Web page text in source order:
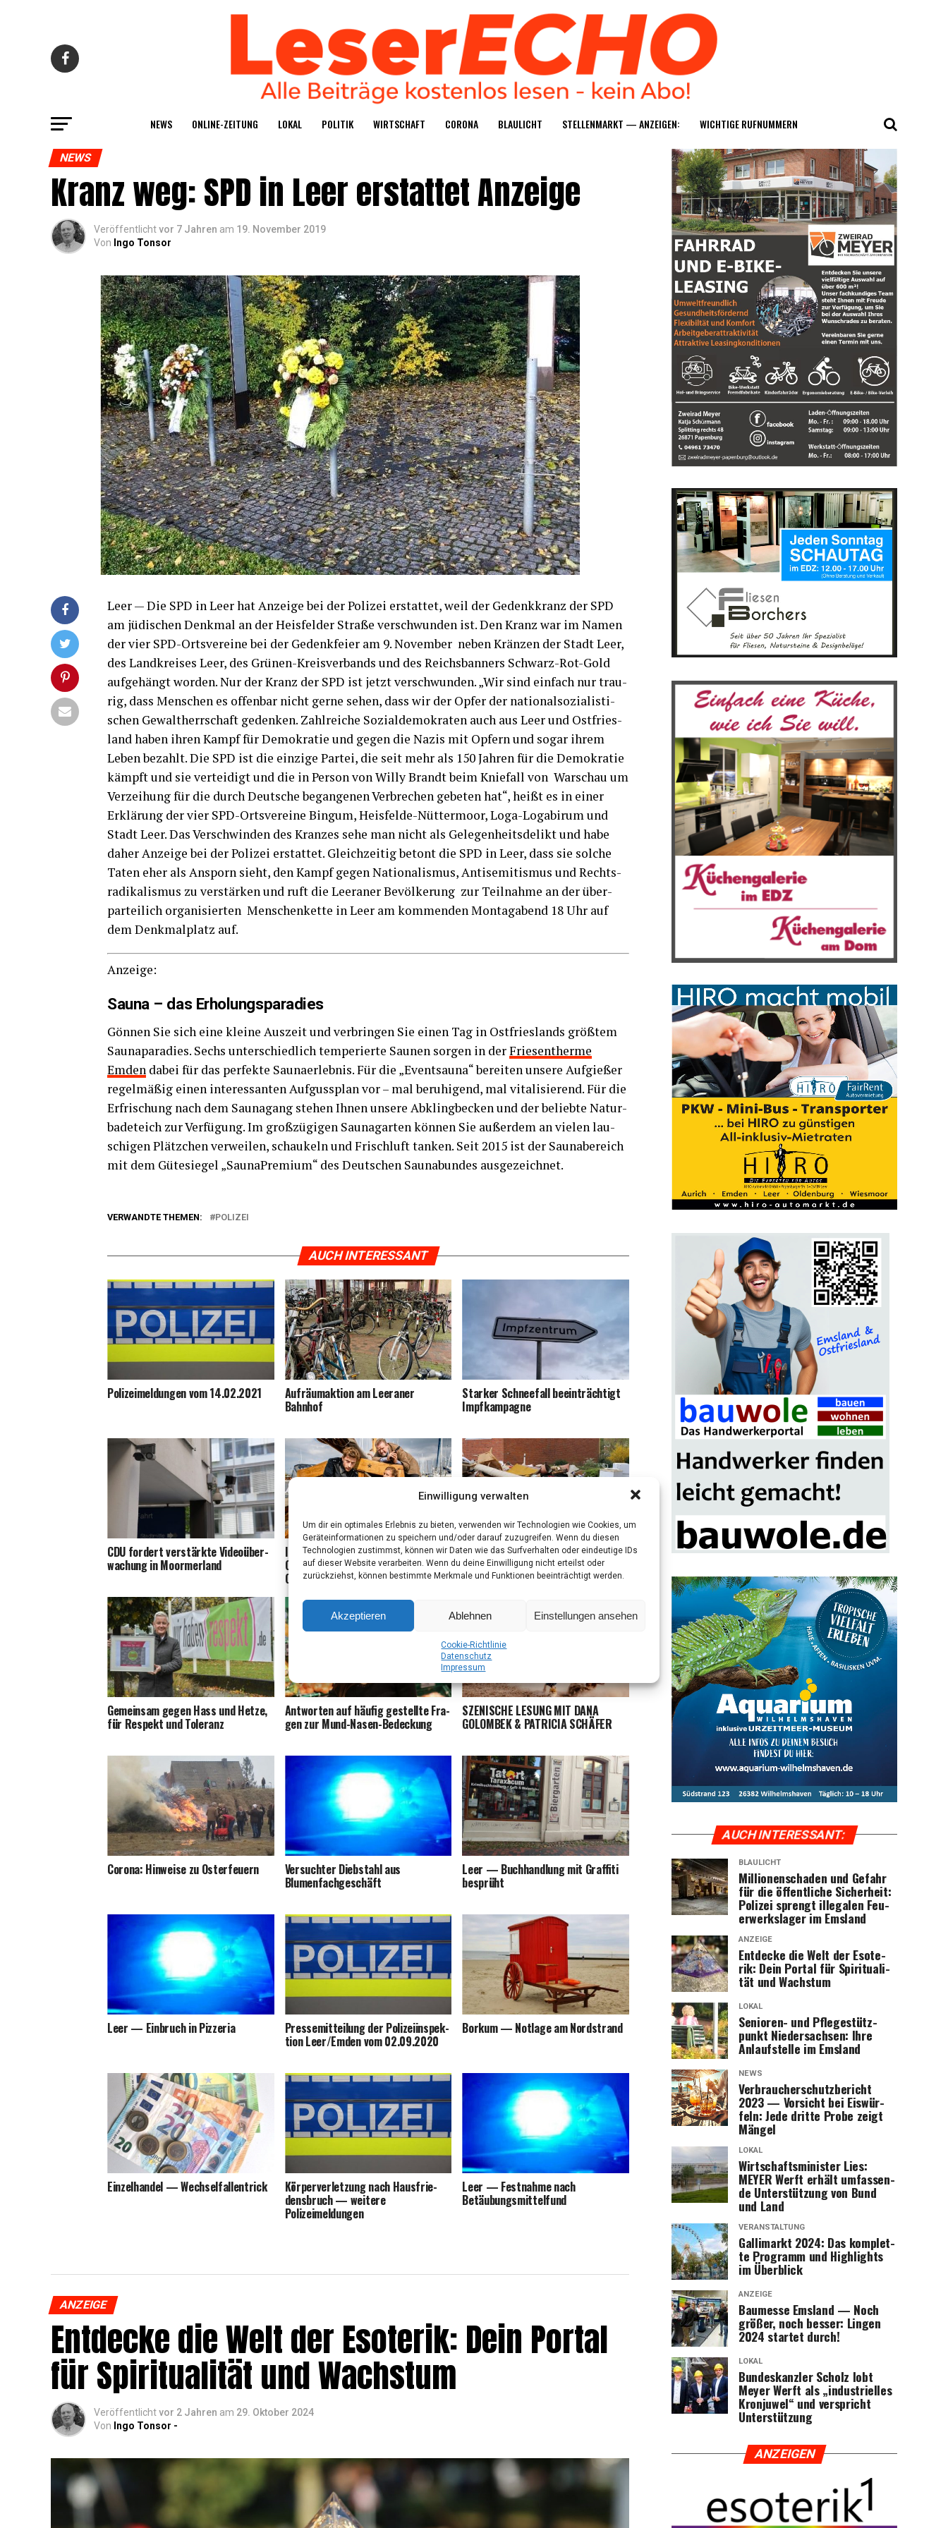
Einwilligung verwalten
Um dir ein optimales Erlebnis zu bieten, verwenden wir Technologien wie Cookies, um
Geräteinformationen zu speichern und/oder darauf zuzugreifen. Wenn du diesen
Technologien zustimmst, können wir Daten wie das Surfverhalten oder eindeutige IDs
auf dieser Website verarbeiten. Wenn du deine Einwilligung nicht erteilst oder
zurückziehst, können bestimmte Merkmale und Funktionen beeinträchtigt werden.
Akzeptieren Ablehnen Einstellungen ansehen
Coo­kie-Richt­li­nie
Daten­schutz
Impres­sum
NEWS ONLINE-ZEI­TUNG LOKAL POLI­TIK WIRT­SCHAFT CORO­NA BLAU­LICHT STEL­LEN­MARKT — ANZEIGEN: WICH­TI­GE RUFNUMMERN
NEWS
Kranz weg: SPD in Leer erstat­tet Anzeige
Veröffentlichtvor 7 Jahren am 19. November 2019
Von Ingo Tonsor
Leer — Die SPD in Leer hat Anzei­ge bei der Poli­zei erstat­tet, weil der Gedenk­kranz der SPD
am jüdi­schen Denk­mal an der Heis­fel­der Stra­ße ver­schwun­den ist. Den Kranz war im Namen
der vier SPD-Orts­ver­ei­ne bei der Gedenk­fei­er am 9. Novem­ber neben Krän­zen der Stadt Leer,
des Land­krei­ses Leer, des Grü­nen-Kreis­ver­bands und des Reichs­ban­ners Schwarz-Rot-Gold
auf­ge­hängt wor­den. Nur der Kranz der SPD ist jetzt ver­schwun­den. „Wir sind ein­fach nur trau­
rig, dass Men­schen es offen­bar nicht ger­ne sehen, dass wir der Opfer der natio­nal­so­zia­lis­ti­
schen Gewalt­herr­schaft geden­ken. Zahl­rei­che Sozi­al­de­mo­kra­ten auch aus Leer und Ost­fries­
land haben ihren Kampf für Demo­kra­tie und gegen die Nazis mit Opfern und sogar ihrem
Leben bezahlt. Die SPD ist die ein­zi­ge Par­tei, die seit mehr als 150 Jah­ren für die Demo­kra­tie
kämpft und sie ver­tei­digt und die in Per­son von Wil­ly Brandt beim Knie­fall von War­schau um
Ver­zei­hung für die durch Deut­sche began­ge­nen Ver­bre­chen gebe­ten hat“, heißt es in einer
Erklä­rung der vier SPD-Orts­ver­ei­ne Bin­gum, Heis­fel­de-Nüt­ter­moor, Loga-Log­abir­um und
Stadt Leer. Das Ver­schwin­den des Kran­zes sehe man nicht als Gele­gen­heits­de­likt und habe
daher Anzei­ge bei der Poli­zei erstat­tet. Gleich­zei­tig betont die SPD in Leer, dass sie sol­che
Taten eher als Ansporn sieht, den Kampf gegen Natio­na­lis­mus, Anti­se­mi­tis­mus und Rechts­
ra­di­ka­lis­mus zu ver­stär­ken und ruft die Leera­ner Bevöl­ke­rung zur Teil­nah­me an der über­
par­tei­lich orga­ni­sier­ten Men­schen­ket­te in Leer am kom­men­den Mon­tag­abend 18 Uhr auf
dem Denk­mal­platz auf.
Anzei­ge:
Sau­na – das Erholungsparadies
Gön­nen Sie sich eine klei­ne Aus­zeit und ver­brin­gen Sie einen Tag in Ost­fries­lands größ­tem
Sau­na­pa­ra­dies. Sechs unter­schied­lich tem­pe­rier­te Sau­nen sor­gen in derFrie­sen­ther­me
Emden dabei für das per­fek­te Sau­na­er­leb­nis. Für die „Eventsauna“ berei­ten unse­re Auf­gie­ßer
regel­mä­ßig einen inter­es­san­ten Auf­guss­plan vor – mal beru­hi­gend, mal vita­li­sie­rend. Für die
Erfri­schung nach dem Sau­na­gang ste­hen Ihnen unse­re Abkling­be­cken und der belieb­te Natur­
ba­de­teich zur Ver­fü­gung. Im groß­zü­gi­gen Sau­na­gar­ten kön­nen Sie außer­dem an vie­len lau­
schi­gen Plätz­chen ver­wei­len, schau­keln und Frisch­luft tan­ken. Seit 2015 ist der Sau­na­be­reich
mit dem Güte­sie­gel „Sau­n­a­Pre­mi­um“ des Deut­schen Sau­na­bun­des ausgezeichnet.
VERWANDTE THEMEN: POLIZEI
AUCH INTERESSANT
Poli­zei­mel­dun­gen vom 14.02.2021 Auf­räum­ak­ti­on am Leera­ner
Bahnhof
Star­ker Schnee­fall beein­träch­tigt
Impfkampagne
CDU for­dert ver­stärk­te Video­über­
wa­chung in Moormerland
Im ZDF: “Wilsberg”-Kommissar zu
Gast bei “Fries­land —
Gegenströmung”
Sperr­gut­ab­fuhr wird 2021
kostenpflichtig
Gemein­sam gegen Hass und Het­ze,
für Respekt und Toleranz
Ant­wor­ten auf häu­fig gestell­te Fra­
gen zur Mund-Nasen-Bedeckung
SZENISCHE LESUNG MIT DANA
GOLOMBEK & PATRICIA SCHÄFER
Coro­na: Hin­wei­se zu Osterfeuern Ver­such­ter Dieb­stahl aus
Blumenfachgeschäft
Leer — Buch­hand­lung mit Graf­fi­ti
besprüht
Leer — Ein­bruch in Pizzeria Pres­se­mit­tei­lung der Poli­zei­in­spek­
ti­on Leer/Emden vom 02.09.2020
Bor­kum — Not­la­ge am Nordstrand
Ein­zel­han­del — Wechselfallentrick Kör­per­ver­let­zung nach Haus­frie­
dens­bruch — wei­te­re
Polizeimeldungen
Leer — Fest­nah­me nach
Betäubungsmittelfund
ANZEIGE
Ent­de­cke die Welt der Eso­te­rik: Dein Por­tal
für Spi­ri­tua­li­tät und Wachstum
Veröffentlichtvor 2 Jahren am 29. Oktober 2024
Von Ingo Tonsor -
AUCH INTER­ES­SANT:
BLAULICHT
Mil­lio­nen­scha­den und Gefahr
für die öffent­li­che Sicher­heit:
Poli­zei sprengt ille­ga­len Feu­
er­werks­la­ger im Emsland
ANZEIGE
Ent­de­cke die Welt der Eso­te­
rik: Dein Por­tal für Spi­ri­tua­li­
tät und Wachstum
LOKAL
Senio­ren- und Pfle­ge­stütz­
punkt Nie­der­sach­sen: Ihre
Anlauf­stel­le im Emsland
NEWS
Ver­brau­cher­schutz­be­richt
2023 — Vor­sicht bei Eis­wür­
feln: Jede drit­te Pro­be zeigt
Mängel
LOKAL
Wirt­schafts­mi­nis­ter Lies:
MEYER Werft erhält umfas­sen­
de Unter­stüt­zung von Bund
und Land
VERANSTALTUNG
Gal­li­markt 2024: Das kom­plet­
te Pro­gramm und High­lights
im Überblick
ANZEIGE
Bau­mes­se Ems­land — Noch
grö­ßer, noch bes­ser: Lin­gen
2024 star­tet durch!
LOKAL
Bun­des­kanz­ler Scholz lobt
Mey­er Werft als „indus­tri­el­les
Kron­ju­wel“ und ver­spricht
Unterstützung
ANZEI­GEN